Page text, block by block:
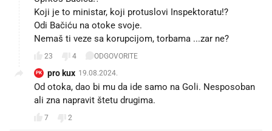
Koji je to ministar, koji protuslovi Inspektoratu!?
Odi Bačiću na otoke svoje.
Nemaš ti veze sa korupcijom, torbama ...zar ne?
23 4 ODGOVORITE
PK pro kux 19.08.2024.
Od otoka, dao bi mu da ide samo na Goli. Nesposoban
ali zna napravit štetu drugima.
7 2